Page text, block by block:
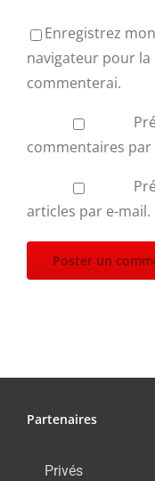
Enregistrez
navigateur pour
commenterai.
commentaires par
articles par e-mail.
Partenaires
Privés